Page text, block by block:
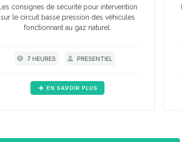
Les consignes de sécurité pour intervention
sur le circuit basse pression des véhicules
fonctionnant au gaz naturel.
7 HEURES PRESENTIEL
EN SAVOIR PLUS